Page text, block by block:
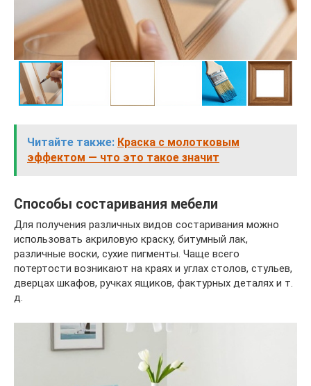
Читайте также: Краска с молотковым
эффектом — что это такое значит
Способы состаривания мебели
Для получения различных видов состаривания можно
использовать акриловую краску, битумный лак,
различные воски, сухие пигменты. Чаще всего
потертости возникают на краях и углах столов, стульев,
дверцах шкафов, ручках ящиков, фактурных деталях и т.
д.